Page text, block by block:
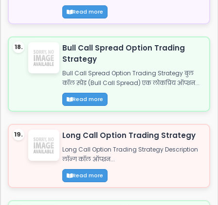
Read more
18.
Bull Call Spread Option Trading
Strategy
Bull Call Spread Option Trading Strategy बुल
कॉल स्प्रेड (Bull Call Spread) एक लोकप्रिय ऑप्शन...
Read more
19. Long Call Option Trading Strategy
Long Call Option Trading Strategy Description
लॉन्ग कॉल ऑप्शन...
Read more